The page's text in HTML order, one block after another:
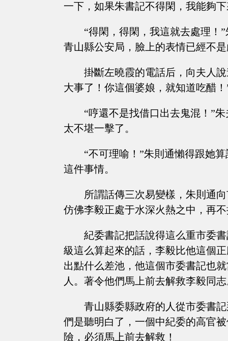
一下，如果朱書記不得閑，我能夠
“得閑，得閑，我這就去處理！
青山縣公安局，臉上的表情已經不
掛斷左曉霞的電話后，向夫人
大事了！你這個婆娘，就知道吃醋！
“哼還不是找借口出去鬼混！”
太不堪一擊了。
“不可理喻！”朱則通懶得跟她
這件事情。
所謂話傳三次易變樣，朱則通
仿佛李毅正處于水深火熱之中，再
紀委書記把話說得這么重市委
級這么算起來的話，李毅比他這個
出點什么差池，他這個市委書記也
人。著令他們馬上前去解救李毅同
青山縣委縣政府的人從市委書
們是聽明白了，一個中紀委的高官
險，必須馬上前去解救！